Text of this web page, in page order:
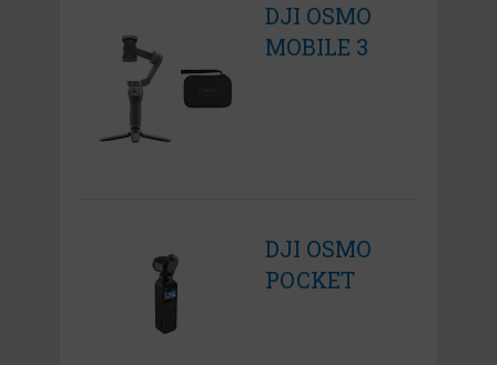
DJI OSMO
MOBILE 3
DJI OSMO
POCKET